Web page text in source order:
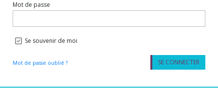
Mot de passe
Se souvenir de moi
Mot de passe oublié ? SE CONNECTER